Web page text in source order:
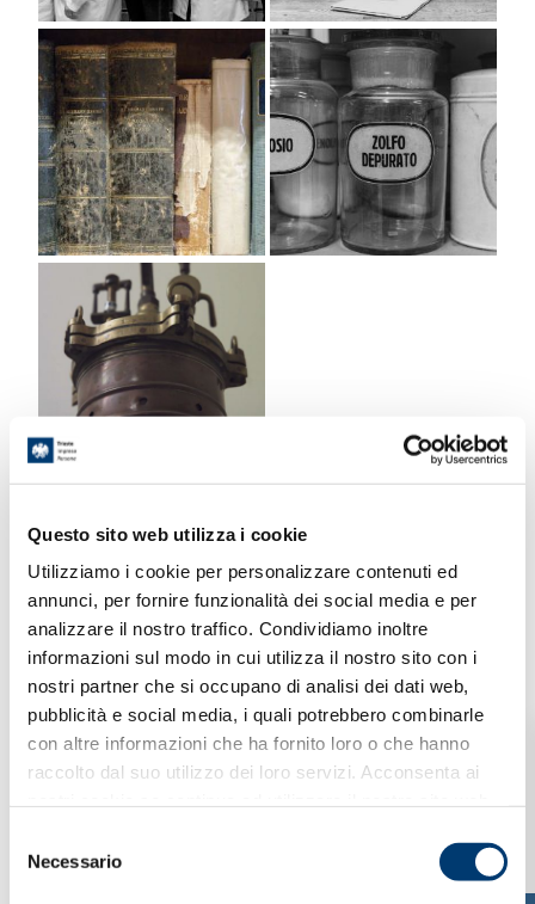
Questo sito web utilizza i cookie
Utilizziamo i cookie per personalizzare contenuti ed
annunci, per fornire funzionalità dei social media e per
analizzare il nostro traffico. Condividiamo inoltre
informazioni sul modo in cui utilizza il nostro sito con i
nostri partner che si occupano di analisi dei dati web,
pubblicità e social media, i quali potrebbero combinarle
con altre informazioni che ha fornito loro o che hanno
raccolto dal suo utilizzo dei loro servizi. Acconsenta ai
Necessario
Contatti
Indirizzo:
Viale XX Settembre, 4 - 34125 Trieste